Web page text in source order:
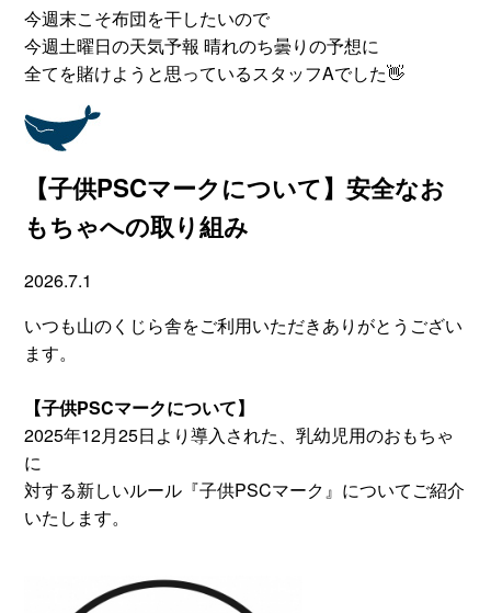
今週末こそ布団を干したいので
今週土曜日の天気予報 晴れのち曇りの予想に
全てを賭けようと思っているスタッフAでした👋
【子供PSCマークについて】安全なお
もちゃへの取り組み
2026.7.1
いつも山のくじら舎をご利用いただきありがとうござい
ます。
【子供PSCマークについて】
2025年12月25日より導入された、乳幼児用のおもちゃ
に
対する新しいルール『子供PSCマーク』についてご紹介
いたします。